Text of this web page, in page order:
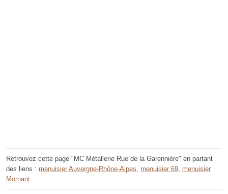
Retrouvez cette page "MC Métallerie Rue de la Garennière" en partant
des liens : menuisier Auvergne-Rhône-Alpes, menuisier 69, menuisier
Mornant.